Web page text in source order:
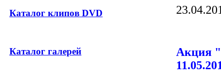
Каталог клипов DVD
Каталог галерей
Акция